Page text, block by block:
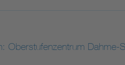
Oberstufenzentrum Dahme-